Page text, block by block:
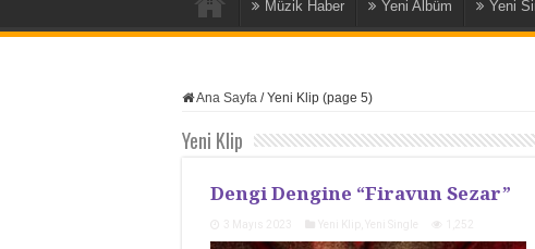
Müzik Haber Yeni Albüm Yeni
Ana Sayfa / Yeni Klip (page 5)
Yeni Klip
Dengi Dengine “Firavun Sezar”